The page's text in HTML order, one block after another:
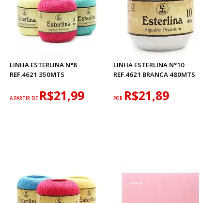
LINHA ESTERLINA N°8
REF.4621 350MTS
A PARTIR DE R$21,99
LINHA ESTERLINA N°10
REF.4621 BRANCA 480MTS
POR R$21,89